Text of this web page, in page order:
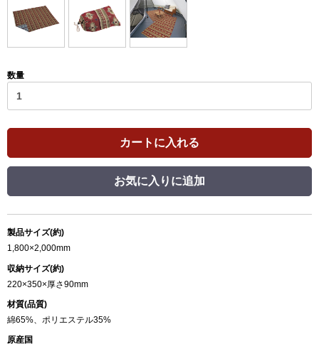
数量
カートに入れる
お気に入りに追加
製品サイズ(約)
1,800×2,000mm
収納サイズ(約)
220×350×厚さ90mm
材質(品質)
綿65%、ポリエステル35%
原産国